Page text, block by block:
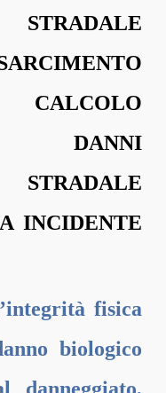
DANNI
INCIDENTE
fisica
biologico